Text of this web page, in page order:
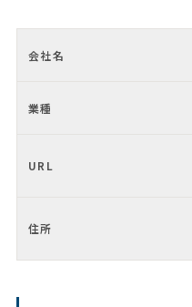
会社名
業種
URL
住所